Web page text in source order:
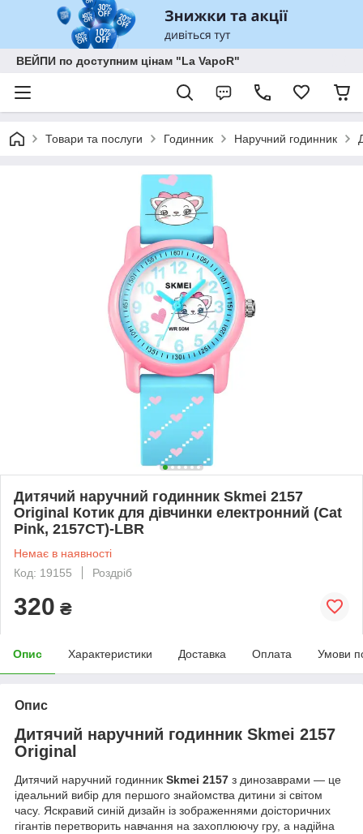
ВЕЙПИ по доступним цінам "La VapoR"
Товари та послуги Годинник Наручний годинник
Дитячий наручний годинник Skmei 2157
Original Котик для дівчинки електронний (Cat
Pink, 2157CT)-LВR
Немає в наявності
Код: 19155
Роздріб
320 ₴
Опис Характеристики Доставка Оплата Умови
Опис
Дитячий наручний годинник Skmei 2157
Original
Дитячий наручний годинник Skmei 2157 з динозаврами — це
ідеальний вибір для першого знайомства дитини зі світом
часу. Яскравий синій дизайн із зображеннями доісторичних
гігантів перетворить навчання на захоплюючу гру, а надійна